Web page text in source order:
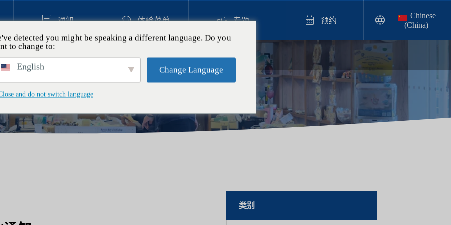
 通知  体验菜单  专题  预约 
Chinese
(China)
验
人气｜在冲绳树脂艺术体验
狮身人面像”
奶油苏打体验
【冲绳奶油苏打蜡烛体验指南】在日本
首创的实物大小蜡烛，在冲绳亲手制作
2025.12.05

类别
detected you might be speaking a different language. Do you
to change to:
English Change Language
and do not switch language